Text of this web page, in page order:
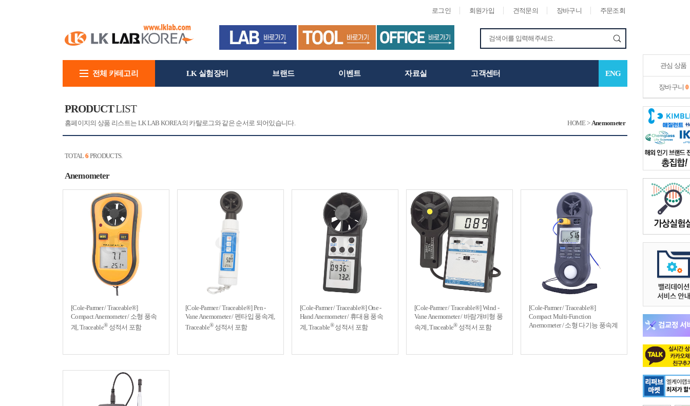
로그인 회원가입 견적문의 장바구니 주문조회
관심 상품
장바구니 0
전체 카테고리 LK 실험장비 브랜드 이벤트 자료실 고객센터 ENG
PRODUCTLIST
홈페이지의 상품 리스트는 LK LAB KOREA의 카탈로그와 같은 순서로 되어있습니다. HOME>Anemometer
TOTAL 6 PRODUCTS.
Anemometer
[Cole-Parmer / Traceable®]
Compact Anemometer / 소형 풍속
계, Traceable®성적서 포함
[Cole-Parmer / Traceable®] Pen -
Vane Anemometer / 펜타입 풍속계,
Traceable®성적서 포함
[Cole-Parmer / Traceable®] One -
Hand Anemometer / 휴대용 풍속
계, Tracable®성적서 포함
[Cole-Parmer / Traceable®] Wind -
Vane Anemometer / 바람개비형 풍
속계, Traceable®성적서 포함
[Cole-Parmer / Traceable®]
Compact Multi-Function
Anemometer / 소형 다기능 풍속계